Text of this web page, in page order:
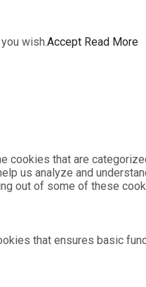
wish.Accept Read More
that are
us analyze and
out of some of these
that ensures basic